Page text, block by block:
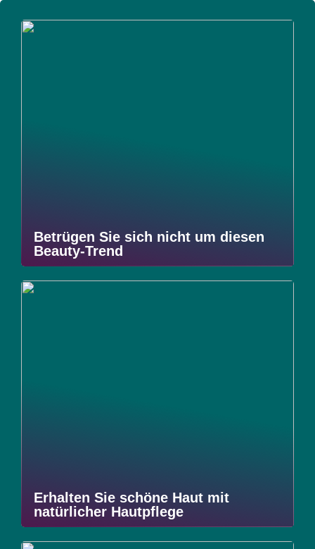
Betrügen Sie sich nicht um diesen
Beauty-Trend
Erhalten Sie schöne Haut mit
natürlicher Hautpflege